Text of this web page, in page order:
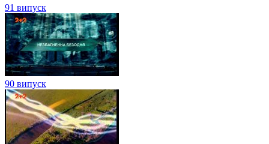
91 випуск
90 випуск